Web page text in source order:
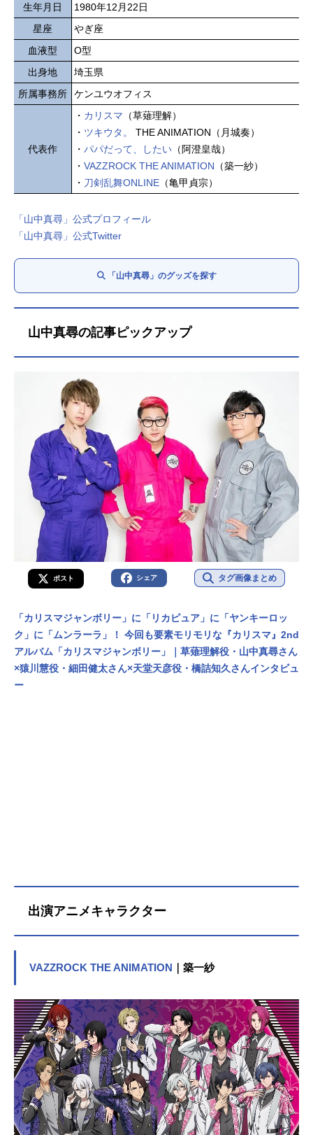
生年月日
1980年12月22日
星座
やぎ座
血液型
O型
出身地
埼玉県
所属事務所
ケンユウオフィス
代表作
・ カリスマ （草薙理解）
・ ツキウタ。
THE ANIMATION（月城奏）
・ パパだって、したい （阿澄皇哉）
・ VAZZROCK THE ANIMATION （築一紗）
・ 刀剣乱舞ONLINE （亀甲貞宗）
「山中真尋」公式プロフィール
「山中真尋」公式Twitter
「山中真尋」のグッズを探す
山中真尋の記事ピックアップ
ポスト シェア タグ画像まとめ
「カリスマジャンボリー」に「リカピュア」に「ヤンキーロッ
ク」に「ムンラーラ」！ 今回も要素モリモリな『カリスマ』2nd
アルバム「カリスマジャンボリー」｜草薙理解役・山中真尋さん
×猿川慧役・細田健太さん×天堂天彦役・橋詰知久さんインタビュ
ー
出演アニメキャラクター
VAZZROCK THE ANIMATION ｜築一紗